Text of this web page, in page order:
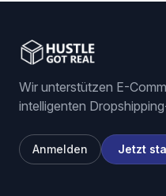
Wir unterstützen E-
intelligenten
Anmelden Jetzt